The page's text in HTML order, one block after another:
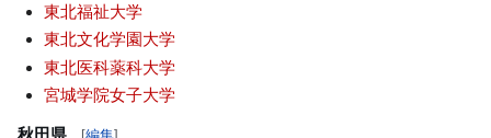
東北福祉大学
東北文化学園大学
東北医科薬科大学
宮城学院女子大学